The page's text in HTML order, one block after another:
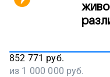
852 771 руб.
из 1 000 000 руб.